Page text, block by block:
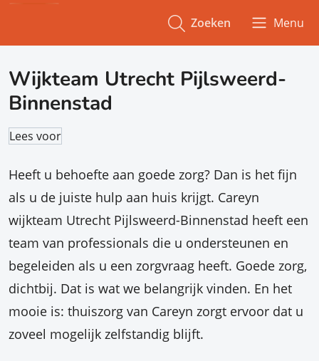
Zoeken Menu
Wijkteam Utrecht Pijlsweerd-
Binnenstad
Lees voor
Heeft u behoefte aan goede zorg? Dan is het fijn
als u de juiste hulp aan huis krijgt. Careyn
wijkteam Utrecht Pijlsweerd-Binnenstad heeft een
team van professionals die u ondersteunen en
begeleiden als u een zorgvraag heeft. Goede zorg,
dichtbij. Dat is wat we belangrijk vinden. En het
mooie is: thuiszorg van Careyn zorgt ervoor dat u
zoveel mogelijk zelfstandig blijft.